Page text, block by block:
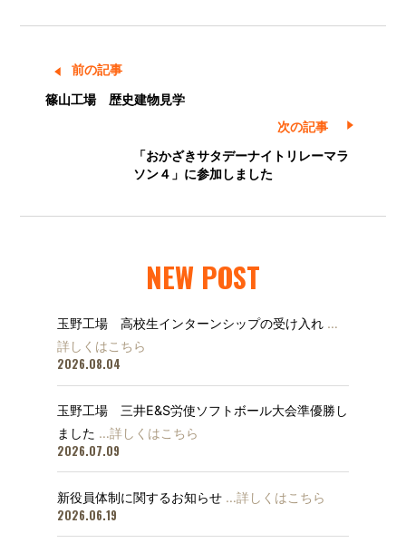
前の記事
篠山工場 歴史建物見学
次の記事
「おかざきサタデーナイトリレーマラ
ソン４」に参加しました
NEW POST
玉野工場 高校生インターンシップの受け入れ …
詳しくはこちら
2026.08.04
玉野工場 三井E&S労使ソフトボール大会準優勝し
ました …詳しくはこちら
2026.07.09
新役員体制に関するお知らせ …詳しくはこちら
2026.06.19